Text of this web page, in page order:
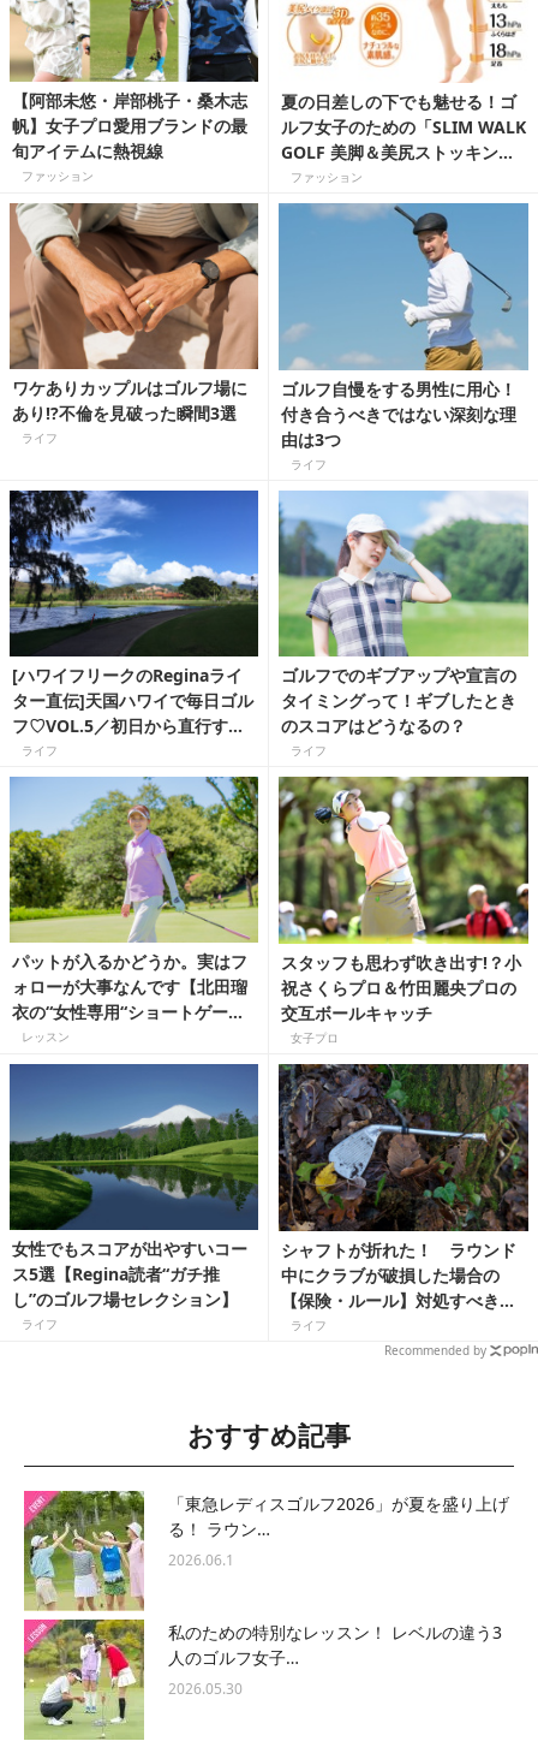
【阿部未悠・岸部桃子・桑木志
帆】女子プロ愛用ブランドの最
旬アイテムに熱視線
ファッション
夏の日差しの下でも魅せる！ゴ
ルフ女子のための「SLIM WALK
GOLF 美脚＆美尻ストッキン
グ」新登場
ファッション
ワケありカップルはゴルフ場に
あり!?不倫を見破った瞬間3選
ライフ
ゴルフ自慢をする男性に用心！
付き合うべきではない深刻な理
由は3つ
ライフ
[ハワイフリークのReginaライ
ター直伝]天国ハワイで毎日ゴル
フ♡VOL.5／初日から直行する
のは空港そばの名門
「Honolulu Country Club」！
ライフ
ゴルフでのギブアップや宣言の
タイミングって！ギブしたとき
のスコアはどうなるの？
ライフ
パットが入るかどうか。実はフ
ォローが大事なんです【北田瑠
衣の“女性専用“ショートゲー
ム】
レッスン
スタッフも思わず吹き出す!？小
祝さくらプロ＆竹田麗央プロの
交互ボールキャッチ
女子プロ
女性でもスコアが出やすいコー
ス5選【Regina読者“ガチ推
し”のゴルフ場セレクション】
ライフ
シャフトが折れた！ ラウンド
中にクラブが破損した場合の
【保険・ルール】対処すべきこ
と
ライフ
Recommended by
おすすめ記事
「東急レディスゴルフ2026」が夏を盛り上げ
る！ ラウン…
2026.06.1
私のための特別なレッスン！ レベルの違う3
人のゴルフ女子…
2026.05.30